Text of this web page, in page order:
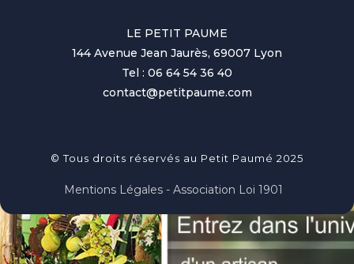
LE PETIT PAUME
144 Avenue Jean Jaurès, 69007 Lyon
Tel : 06 64 54 36 40
contact@petitpaume.com
© Tous droits réservés au Petit Paumé 2025
Mentions Légales - Association Loi 1901